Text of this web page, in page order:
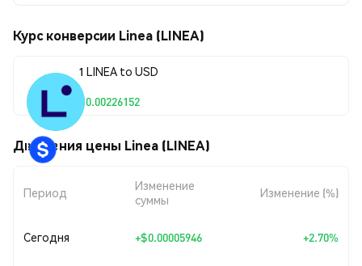
Курс конверсии Linea (LINEA)
1 LINEA to USD
$0.00226152
Движения цены Linea (LINEA)
Период
Изменение
суммы
Изменение (%)
Сегодня +$0.00005946 +2.70%